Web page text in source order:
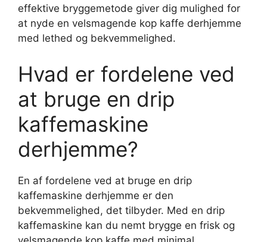
effektive bryggemetode giver dig mulighed for
at nyde en velsmagende kop kaffe derhjemme
med lethed og bekvemmelighed.
Hvad er fordelene ved
at bruge en drip
kaffemaskine
derhjemme?
En af fordelene ved at bruge en drip
kaffemaskine derhjemme er den
bekvemmelighed, det tilbyder. Med en drip
kaffemaskine kan du nemt brygge en frisk og